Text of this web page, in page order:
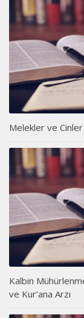
Melekler ve Cinler
Kalbin
ve Kur’ana Arzı